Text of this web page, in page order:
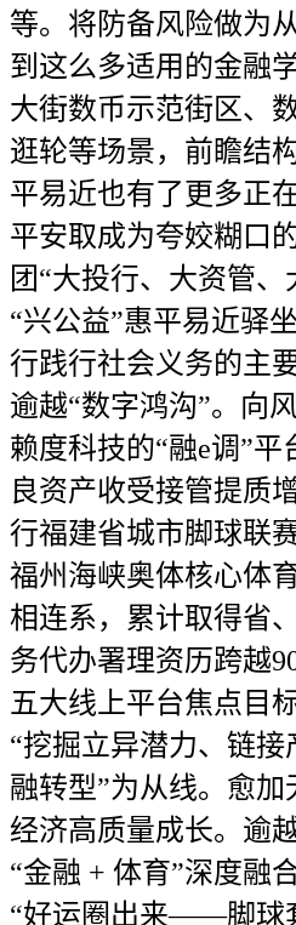
等。将防备风险做为
到这么多适用的金融
大街数币示范街区、
逛轮等场景，前瞻结
平易近也有了更多正
平安取成为夸姣糊口
团“大投行、大资管、
“兴公益”惠平易近驿
行践行社会义务的主
逾越“数字鸿沟”。向
赖度科技的“融e调”
良资产收受接管提质
行福建省城市脚球联
福州海峡奥体核心体
相连系，累计取得省
务代办署理资历跨越
五大线上平台焦点目
“挖掘立异潜力、链
融转型”为从线。愈
经济高质量成长。逾
“金融 + 体育”深度融
“好运圈出来——脚球